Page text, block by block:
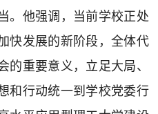
。他强调，当前学校正处
快发展的新阶段，全体代
的重要意义，立足大局、
和行动统一到学校党委行